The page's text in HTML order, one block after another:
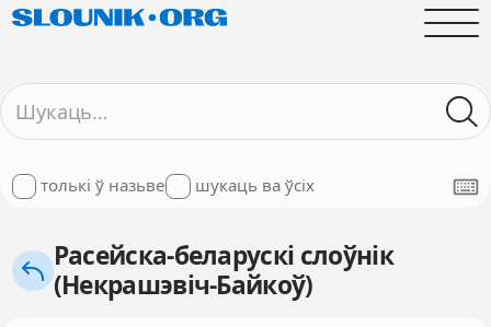
толькі ў назьве шукаць ва ўсіх
Расейска-беларускі слоўнік
(Некрашэвіч-Байкоў)